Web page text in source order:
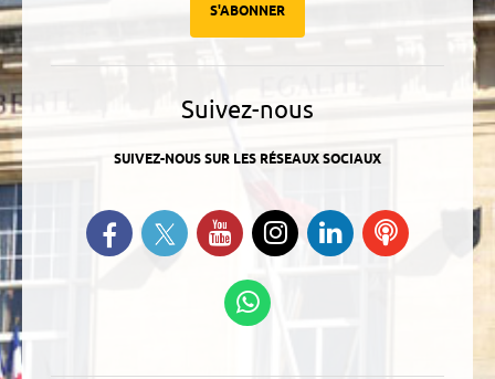
S'ABONNER
Suivez-nous
SUIVEZ-NOUS SUR LES RÉSEAUX SOCIAUX
Retrouvez-nous sur Facebook
Suivez-nous sur Twitter
Suivez-nous sur YouTube
Suivez-nous sur
Instagram
Retrouvez-
nous sur
Ecoutez